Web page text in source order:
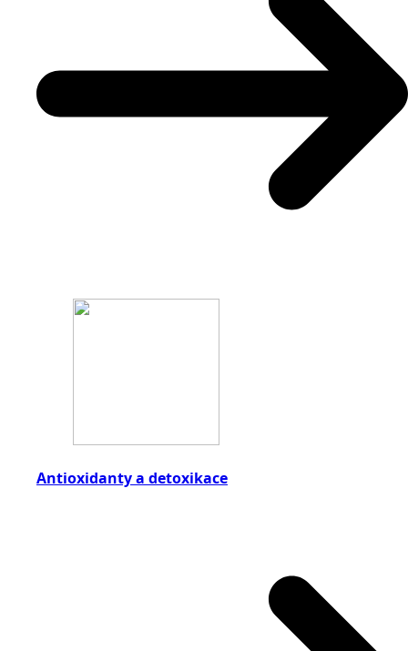
Antioxidanty a detoxikace